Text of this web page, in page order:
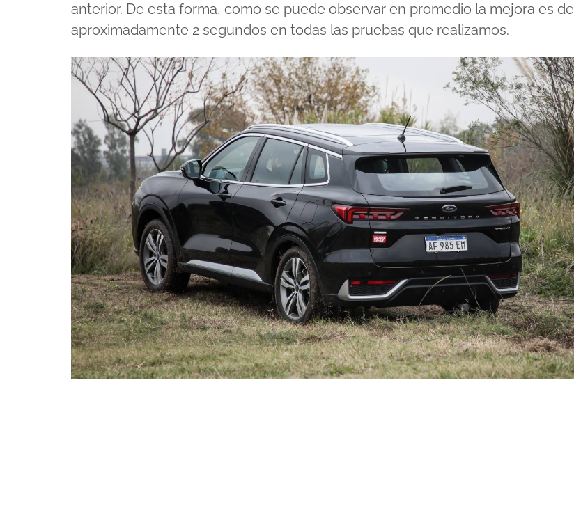
anterior. De esta forma, como se puede observar en promedio la mejora es de
aproximadamente 2 segundos en todas las pruebas que realizamos.